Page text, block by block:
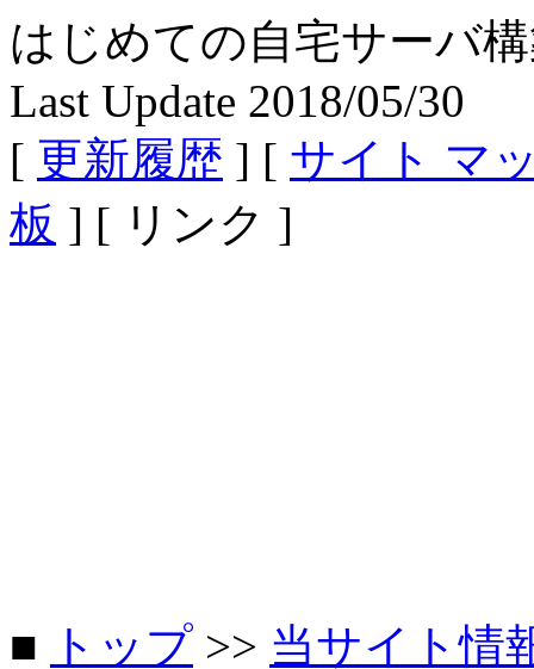
はじめての自宅サーバ構
Last Update 2018/05/30
[ 更新履歴 ] [ サイト マ
板 ] [ リンク ]
■ トップ >> 当サイト情